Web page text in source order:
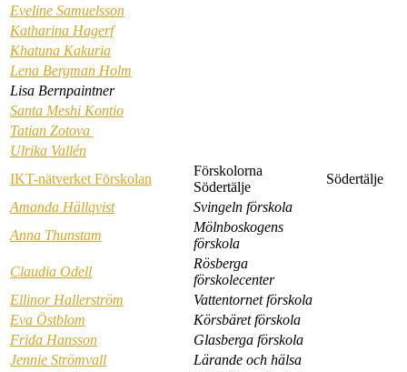
Eveline Samuelsson
Katharina Hagerf
Khatuna Kakuria
Lena Bergman Holm
Lisa Bernpaintner
Santa Meshi Kontio
Tatian Zotova
Ulrika Vallén
IKT-nätverket Förskolan
Förskolorna
Södertälje
Södertälje
Amanda Hällqvist
Svingeln förskola
Anna Thunstam
Mölnboskogens
förskola
Claudia Odell
Rösberga
förskolecenter
Ellinor Hallerström
Vattentornet förskola
Eva Östblom
Körsbäret förskola
Frida Hansson
Glasberga förskola
Jennie Strömvall
Lärande och hälsa